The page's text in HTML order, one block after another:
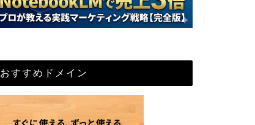
おすすめドメイン